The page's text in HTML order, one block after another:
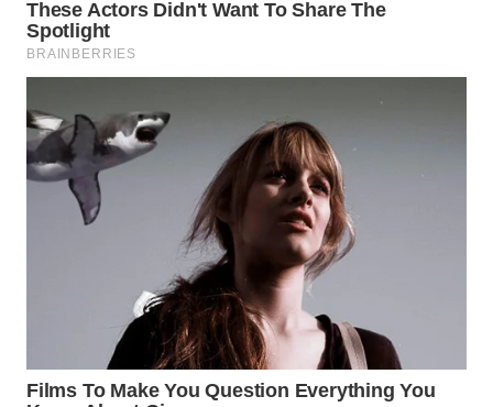
WN
WN
PURWAKARTA
WN
SEMARANG
WN